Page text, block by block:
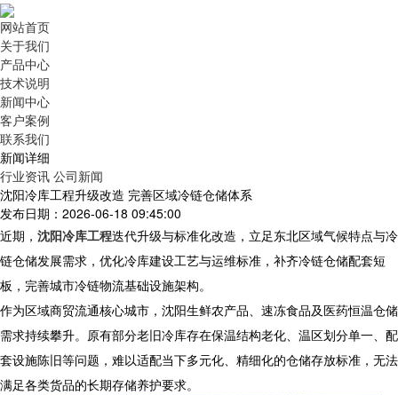
网站首页
关于我们
产品中心
技术说明
新闻中心
客户案例
联系我们
新闻详细
行业资讯 公司新闻
沈阳冷库工程升级改造 完善区域冷链仓储体系
发布日期：2026-06-18 09:45:00
近期， 沈阳冷库工程迭代升级与标准化改造，立足东北区域气候特点与冷
链仓储发展需求，优化冷库建设工艺与运维标准，补齐冷链仓储配套短
板，完善城市冷链物流基础设施架构。
作为区域商贸流通核心城市，沈阳生鲜农产品、速冻食品及医药恒温仓储
需求持续攀升。原有部分老旧冷库存在保温结构老化、温区划分单一、配
套设施陈旧等问题，难以适配当下多元化、精细化的仓储存放标准，无法
满足各类货品的长期存储养护要求。